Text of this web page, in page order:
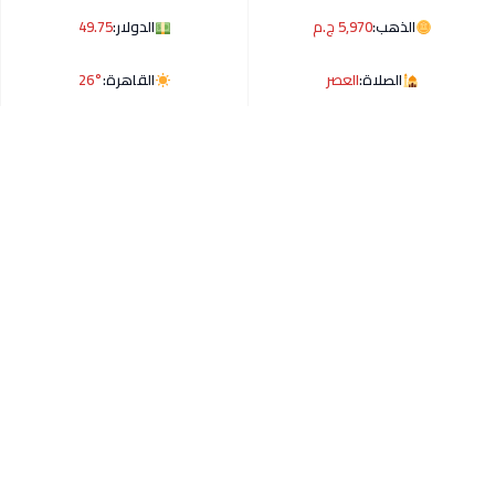
الذهب:5,970 ج.م الدولار:49.75
الصلاة:العصر القاهرة:26°